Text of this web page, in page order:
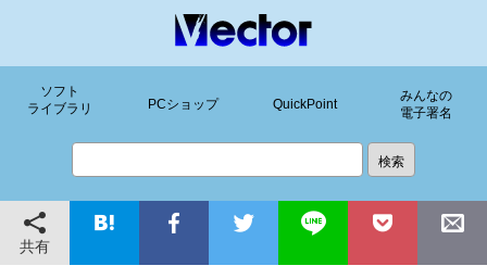
ソフト
ライブラリ
PCショップ QuickPoint
みんなの
電子署名
共有